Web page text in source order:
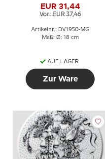
EUR 31,44
Vor: EUR 37,46
Artikelnr.: DV1950-MG
Maß: Ø: 18 cm
AUF LAGER
Zur Ware